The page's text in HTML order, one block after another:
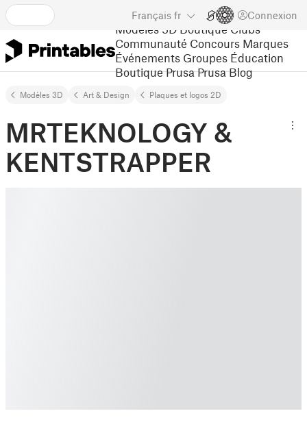
Français fr Connexion
Modèles 3D Boutique Clubs
Communauté Concours Marques
Événements Groupes Éducation
Boutique Prusa Prusa Blog
Modèles 3D Art & Design Plaques et logos 2D
MRTEKNOLOGY &
KENTSTRAPPER